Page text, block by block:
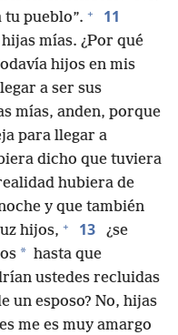
pueblo”. + 11
mías. ¿Por qué
hijos en mis
a ser sus
mías, anden, porque
para llegar a
dicho que tuviera
hubiera de
y que también
hijos, + 13
¿se
* hasta que
ustedes recluidas
un esposo? No, hijas
me es muy amargo